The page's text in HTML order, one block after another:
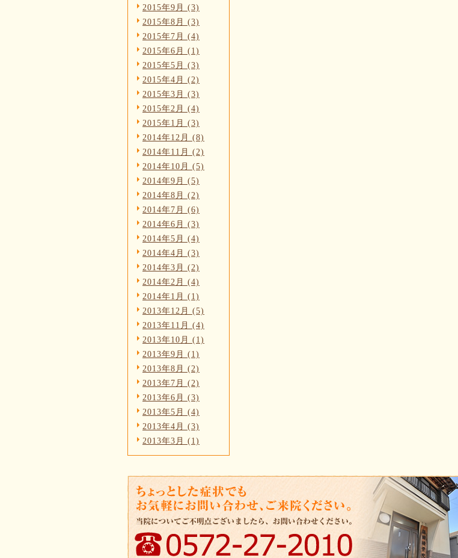
2015年9月 (3)
2015年8月 (3)
2015年7月 (4)
2015年6月 (1)
2015年5月 (3)
2015年4月 (2)
2015年3月 (3)
2015年2月 (4)
2015年1月 (3)
2014年12月 (8)
2014年11月 (2)
2014年10月 (5)
2014年9月 (5)
2014年8月 (2)
2014年7月 (6)
2014年6月 (3)
2014年5月 (4)
2014年4月 (3)
2014年3月 (2)
2014年2月 (4)
2014年1月 (1)
2013年12月 (5)
2013年11月 (4)
2013年10月 (1)
2013年9月 (1)
2013年8月 (2)
2013年7月 (2)
2013年6月 (3)
2013年5月 (4)
2013年4月 (3)
2013年3月 (1)